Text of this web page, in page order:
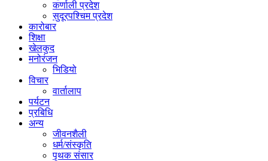
कर्णाली प्रदेश
सुदूरपश्चिम प्रदेश
कारोबार
शिक्षा
खेलकुद
मनोरंजन
भिडियो
विचार
वार्तालाप
पर्यटन
प्रबिधि
अन्य
जीवनशैली
धर्म/संस्कृति
पृथक संसार